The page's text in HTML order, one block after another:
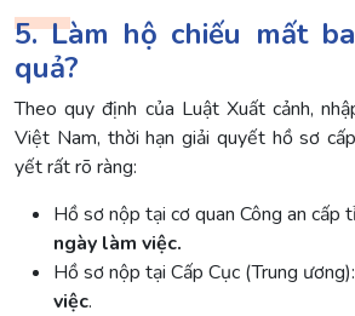
5. Làm hộ chiếu mất
quả?
Theo quy định của Luật Xuất cảnh,
Việt Nam, thời hạn giải quyết hồ sơ
yết rất rõ ràng:
Hồ sơ nộp tại cơ quan Công an cấp
ngày làm việc.
Hồ sơ nộp tại Cấp Cục (Trung ương):
việc.